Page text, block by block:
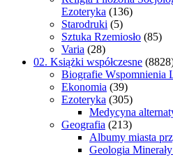
Ezoteryka (136)
Starodruki (5)
Sztuka Rzemiosło (85)
Varia (28)
02. Książki współczesne
Biografie Wspomnienia
Ekonomia (39)
Ezoteryka (305)
Medycyna
Geografia (213)
Albumy miasta
Geologia